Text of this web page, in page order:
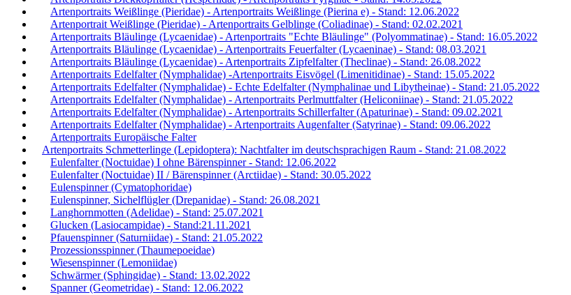
Artenportraits Weißlinge (Pieridae) - Artenportraits Weißlinge (Pierina e) - Stand: 12.06.2022
Artenportrait Weißlinge (Pieridae) - Artenportraits Gelblinge (Coliadinae) - Stand: 02.02.2021
Artenportraits Bläulinge (Lycaenidae) - Artenportraits "Echte Bläulinge" (Polyommatinae) - Stand: 16.05.2022
Artenportraits Bläulinge (Lycaenidae) - Artenportraits Feuerfalter (Lycaeninae) - Stand: 08.03.2021
Artenportraits Bläulinge (Lycaenidae) - Artenportraits Zipfelfalter (Theclinae) - Stand: 26.08.2022
Artenportraits Edelfalter (Nymphalidae) -Artenportraits Eisvögel (Limenitidinae) - Stand: 15.05.2022
Artenportraits Edelfalter (Nymphalidae) - Echte Edelfalter (Nymphalinae und Libytheinae) - Stand: 21.05.2022
Artenportraits Edelfalter (Nymphalidae) - Artenportraits Perlmuttfalter (Heliconiinae) - Stand: 21.05.2022
Artenportraits Edelfalter (Nymphalidae) - Artenportraits Schillerfalter (Apaturinae) - Stand: 09.02.2021
Artenportraits Edelfalter (Nymphalidae) - Artenportraits Augenfalter (Satyrinae) - Stand: 09.06.2022
Artenportraits Europäische Falter
Artenportraits Schmetterlinge (Lepidoptera): Nachtfalter im deutschsprachigen Raum - Stand: 21.08.2022
Eulenfalter (Noctuidae) I ohne Bärenspinner - Stand: 12.06.2022
Eulenfalter (Noctuidae) II / Bärenspinner (Arctiidae) - Stand: 30.05.2022
Eulenspinner (Cymatophoridae)
Eulenspinner, Sichelflügler (Drepanidae) - Stand: 26.08.2021
Langhornmotten (Adelidae) - Stand: 25.07.2021
Glucken (Lasiocampidae) - Stand:21.11.2021
Pfauenspinner (Saturniidae) - Stand: 21.05.2022
Prozessionsspinner (Thaumepoeidae)
Wiesenspinner (Lemoniidae)
Schwärmer (Sphingidae) - Stand: 13.02.2022
Spanner (Geometridae) - Stand: 12.06.2022